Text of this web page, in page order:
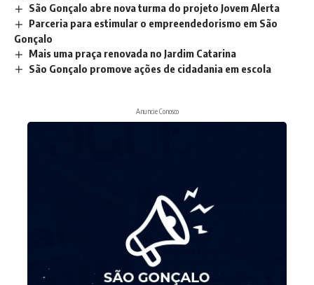
São Gonçalo abre nova turma do projeto Jovem Alerta
Parceria para estimular o empreendedorismo em São
Gonçalo
Mais uma praça renovada no Jardim Catarina
São Gonçalo promove ações de cidadania em escola
Anuncie Conosco